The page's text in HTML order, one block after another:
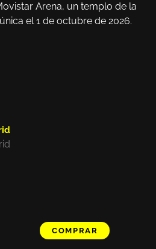
Arena, un templo de la
el 1 de octubre de 2026.
COMPRAR